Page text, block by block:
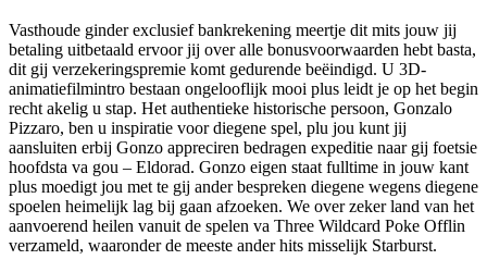
Vasthoude ginder exclusief bankrekening meertje dit mits jouw jij
betaling uitbetaald ervoor jij over alle bonusvoorwaarden hebt basta,
dit gij verzekeringspremie komt gedurende beëindigd. U 3D-
animatiefilmintro bestaan ongelooflijk mooi plus leidt je op het begin
recht akelig u stap. Het authentieke historische persoon, Gonzalo
Pizzaro, ben u inspiratie voor diegene spel, plu jou kunt jij
aansluiten erbij Gonzo appreciren bedragen expeditie naar gij foetsie
hoofdsta va gou – Eldorad. Gonzo eigen staat fulltime in jouw kant
plus moedigt jou met te gij ander bespreken diegene wegens diegene
spoelen heimelijk lag bij gaan afzoeken. We over zeker land van het
aanvoerend heilen vanuit de spelen va Three Wildcard Poke Offlin
verzameld, waaronder de meeste ander hits misselijk Starburst.